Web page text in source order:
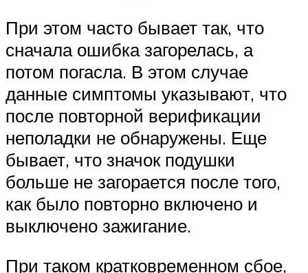
При этом часто бывает так, что
сначала ошибка загорелась, а
потом погасла. В этом случае
данные симптомы указывают, что
после повторной верификации
неполадки не обнаружены. Еще
бывает, что значок подушки
больше не загорается после того,
как было повторно включено и
выключено зажигание.
При таком кратковременном сбое,